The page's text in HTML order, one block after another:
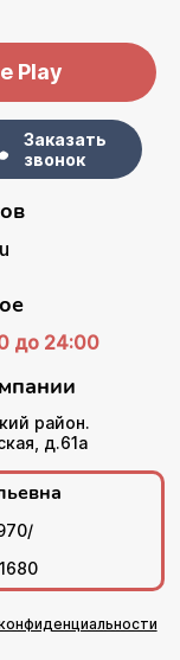
Play
Заказать
звонок
до 24:00
район.
д.61а